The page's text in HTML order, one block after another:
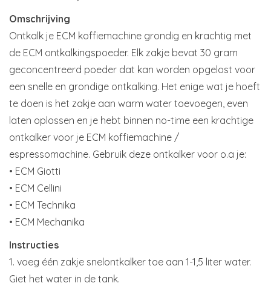
Omschrijving
Ontkalk je ECM koffiemachine grondig en krachtig met
de ECM ontkalkingspoeder. Elk zakje bevat 30 gram
geconcentreerd poeder dat kan worden opgelost voor
een snelle en grondige ontkalking. Het enige wat je hoeft
te doen is het zakje aan warm water toevoegen, even
laten oplossen en je hebt binnen no-time een krachtige
ontkalker voor je ECM koffiemachine /
espressomachine. Gebruik deze ontkalker voor o.a je:
• ECM Giotti
• ECM Cellini
• ECM Technika
• ECM Mechanika
Instructies
1. voeg één zakje snelontkalker toe aan 1-1,5 liter water.
Giet het water in de tank.